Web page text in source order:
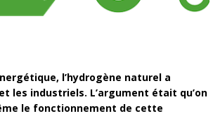
l’hydrogène naturel a
les industriels. L’argument était qu’on
le fonctionnement de cette